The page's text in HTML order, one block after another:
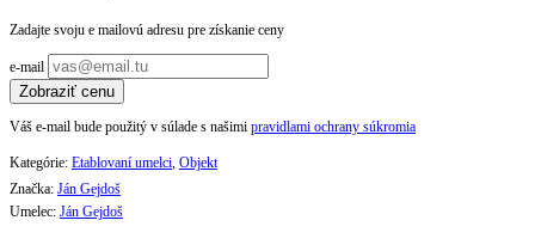
Zadajte svoju e mailovú adresu pre získanie ceny
e-mail
Zobraziť cenu
Váš e-mail bude použitý v súlade s našimi pravidlami ochrany súkromia
Kategórie: Etablovaní umelci, Objekt
Značka: Ján Gejdoš
Umelec: Ján Gejdoš